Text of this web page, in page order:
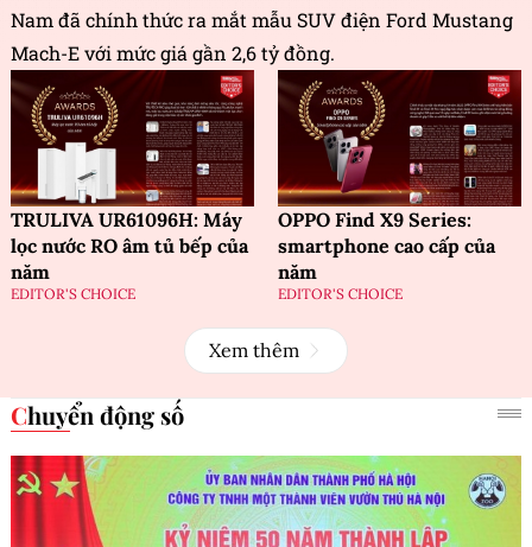
Nam đã chính thức ra mắt mẫu SUV điện Ford Mustang
Mach-E với mức giá gần 2,6 tỷ đồng.
TRULIVA UR61096H: Máy
lọc nước RO âm tủ bếp của
năm
EDITOR'S CHOICE
OPPO Find X9 Series:
smartphone cao cấp của
năm
EDITOR'S CHOICE
Xem thêm
Chuyển động số